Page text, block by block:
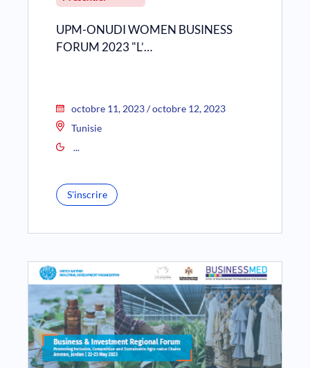
UPM-ONUDI WOMEN BUSINESS
FORUM 2023 "L’…
octobre 11, 2023 / octobre 12, 2023
Tunisie
...
S'inscrire